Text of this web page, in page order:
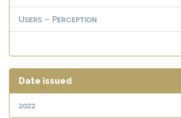
Users – Perception
Date issued
2022